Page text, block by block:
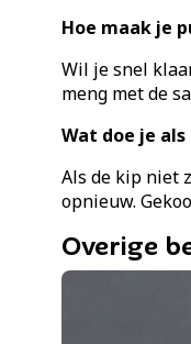
Hoe maak je
Wil je snel
meng met de
Wat doe je
Als de kip niet
opnieuw.
Overige